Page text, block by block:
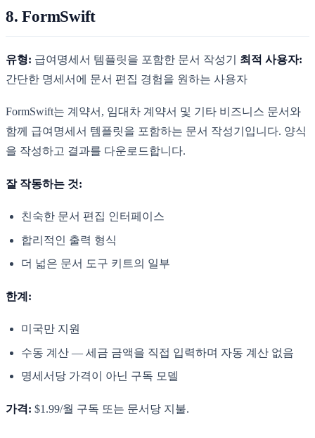
8. FormSwift
유형: 급여명세서 템플릿을 포함한 문서 작성기 최적 사용자:
간단한 명세서에 문서 편집 경험을 원하는 사용자
FormSwift는 계약서, 임대차 계약서 및 기타 비즈니스 문서와
함께 급여명세서 템플릿을 포함하는 문서 작성기입니다. 양식
을 작성하고 결과를 다운로드합니다.
잘 작동하는 것:
친숙한 문서 편집 인터페이스
합리적인 출력 형식
더 넓은 문서 도구 키트의 일부
한계:
미국만 지원
수동 계산 — 세금 금액을 직접 입력하며 자동 계산 없음
명세서당 가격이 아닌 구독 모델
가격: $1.99/월 구독 또는 문서당 지불.